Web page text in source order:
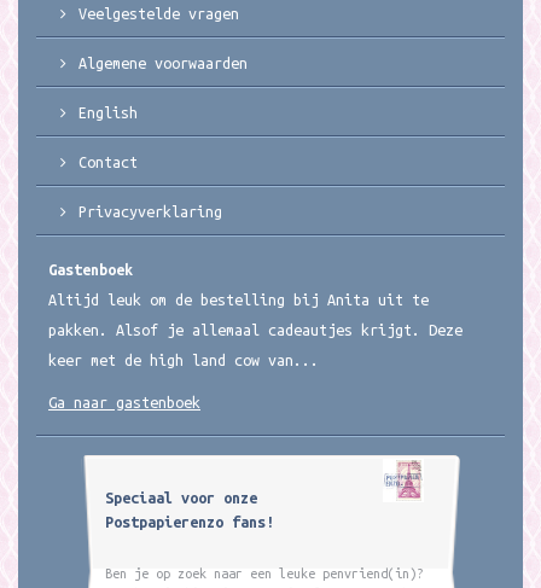
Veelgestelde vragen
Algemene voorwaarden
English
Contact
Privacyverklaring
Gastenboek
Altijd leuk om de bestelling bij Anita uit te
pakken. Alsof je allemaal cadeautjes krijgt. Deze
keer met de high land cow van...
Ga naar gastenboek
Speciaal voor onze
Postpapierenzo fans!
Ben je op zoek naar een leuke penvriend(in)?